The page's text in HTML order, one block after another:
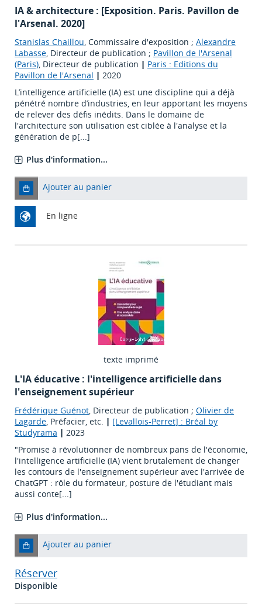
IA & architecture : [Exposition. Paris. Pavillon de
l'Arsenal. 2020]
Stanislas Chaillou, Commissaire d'exposition ; Alexandre
Labasse, Directeur de publication ; Pavillon de l'Arsenal
(Paris), Directeur de publication | Paris : Editions du
Pavillon de l'Arsenal | 2020
L’intelligence artificielle (IA) est une discipline qui a déjà
pénétré nombre d’industries, en leur apportant les moyens
de relever des défis inédits. Dans le domaine de
l'architecture son utilisation est ciblée à l'analyse et la
génération de p[...]
Plus d'information...
Ajouter au panier
En ligne
texte imprimé
L'IA éducative : l'intelligence artificielle dans
l'enseignement supérieur
Frédérique Guénot, Directeur de publication ; Olivier de
Lagarde, Préfacier, etc. | [Levallois-Perret] : Bréal by
Studyrama | 2023
"Promise à révolutionner de nombreux pans de l'économie,
l'intelligence artificielle (IA) vient brutalement de changer
les contours de l'enseignement supérieur avec l'arrivée de
ChatGPT : rôle du formateur, posture de l'étudiant mais
aussi conte[...]
Plus d'information...
Ajouter au panier
Réserver
Disponible